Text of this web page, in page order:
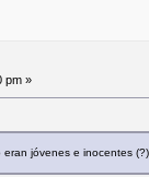
pm »
jóvenes e inocentes